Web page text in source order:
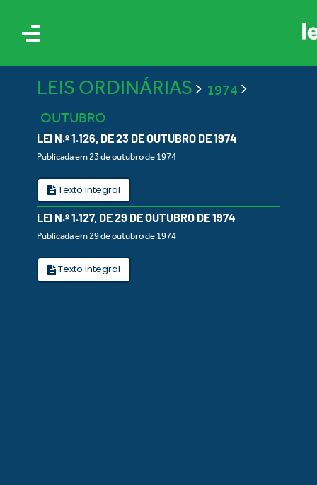
LEIS ORDINÁRIAS
1974
OUTUBRO
LEI N.º 1.126, DE 23 DE OUTUBRO DE 1974
Publicada em 23 de outubro de 1974
Texto integral
LEI N.º 1.127, DE 29 DE OUTUBRO DE 1974
Publicada em 29 de outubro de 1974
Texto integral